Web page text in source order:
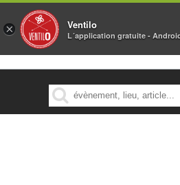
MENU
× Ventilo
L´application gratuite -